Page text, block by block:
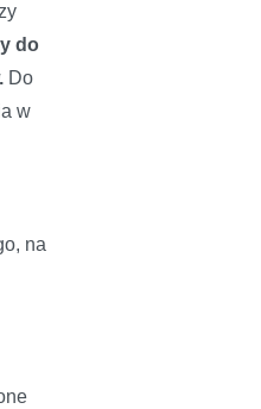
do
Do
w
na